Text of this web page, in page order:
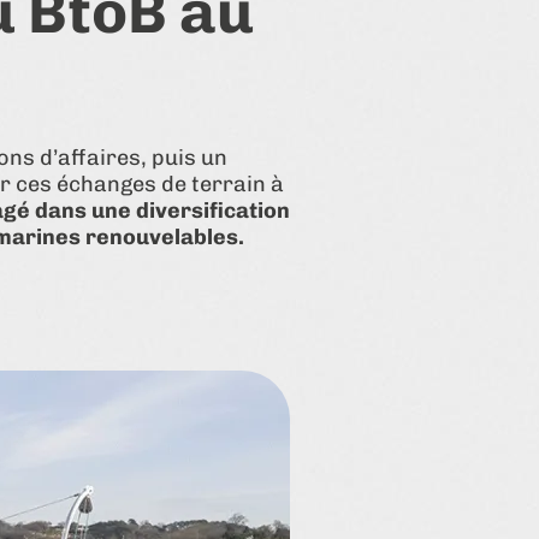
d’affaires, puis un
ces échanges de terrain à
dans une diversification
renouvelables.